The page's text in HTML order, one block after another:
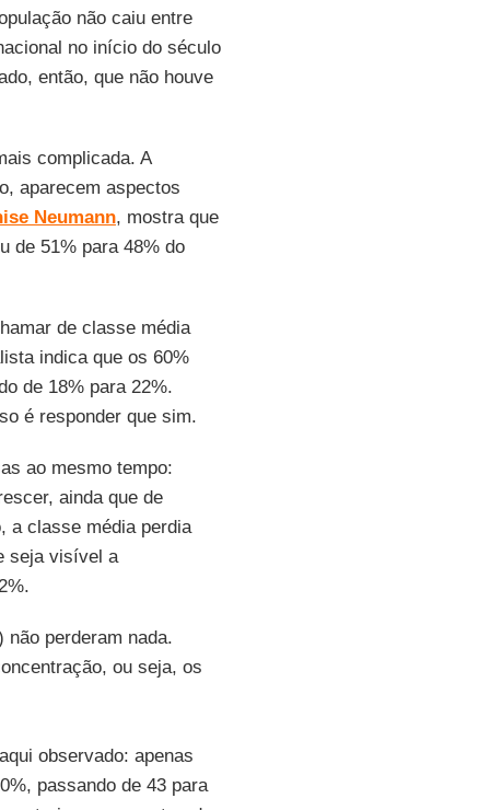
não caiu entre
no início do século
então, que não houve
complicada. A
aparecem aspectos
Neumann, mostra que
de 51% para 48% do
de classe média
indica que os 60%
de 18% para 22%.
é responder que sim.
ao mesmo tempo:
ainda que de
a classe média perdia
seja visível a
perderam nada.
ou seja, os
observado: apenas
passando de 43 para